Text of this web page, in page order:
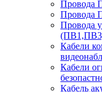
Провода
Провода
Кабели
Кабели
Кабель